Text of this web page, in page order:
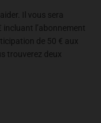
Il vous sera
incluant l’abonnement
de 50 € aux
trouverez deux